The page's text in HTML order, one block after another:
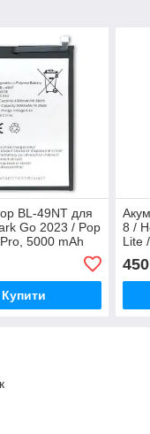
BL-49NT для
Go 2023 / Pop
5000 mAh
Купити
8 /
Lite
450